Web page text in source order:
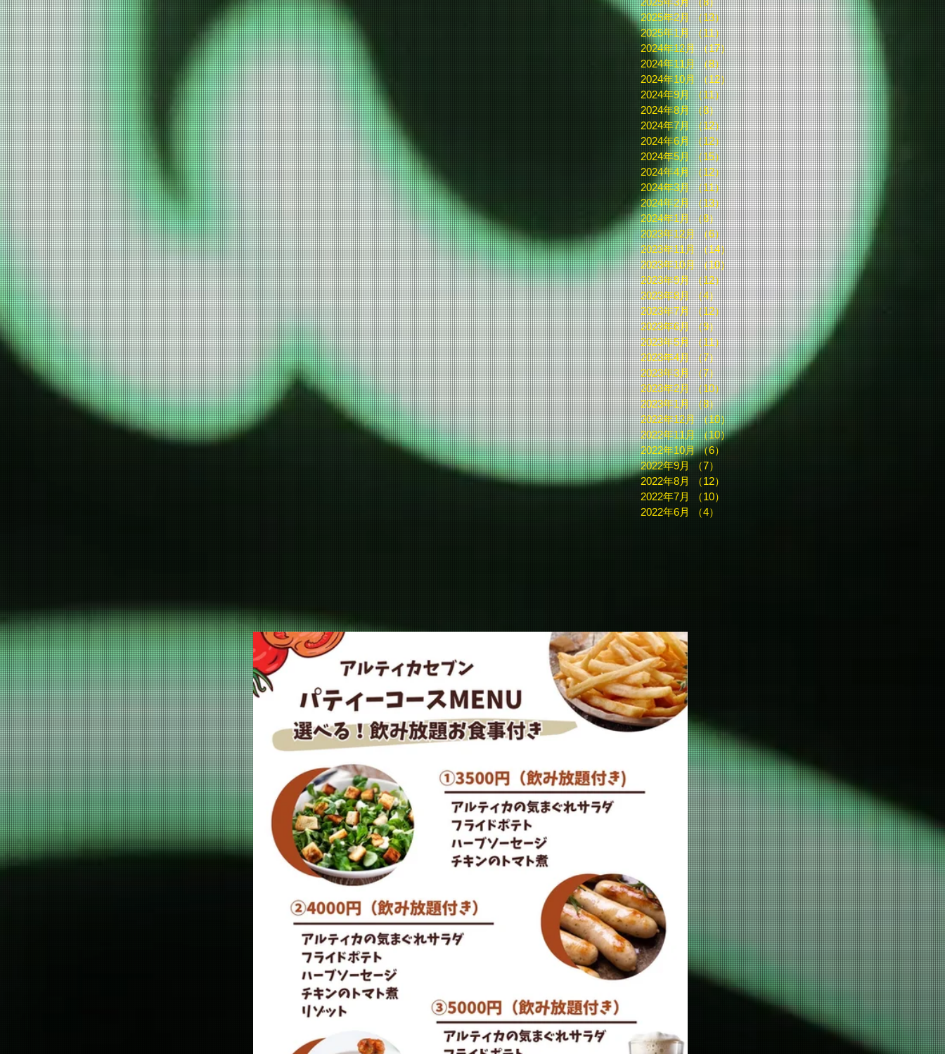
2025年2月 （13）13件の記事
2025年1月 （11）11件の記事
2024年12月 （17）17件の記事
2024年11月 （8）8件の記事
2024年10月 （12）12件の記事
2024年9月 （11）11件の記事
2024年8月 （8）8件の記事
2024年7月 （12）12件の記事
2024年6月 （12）12件の記事
2024年5月 （15）15件の記事
2024年4月 （12）12件の記事
2024年3月 （11）11件の記事
2024年2月 （13）13件の記事
2024年1月 （8）8件の記事
2023年12月 （6）6件の記事
2023年11月 （14）14件の記事
2023年10月 （10）10件の記事
2023年9月 （12）12件の記事
2023年8月 （4）4件の記事
2023年7月 （12）12件の記事
2023年6月 （9）9件の記事
2023年5月 （11）11件の記事
2023年4月 （7）7件の記事
2023年3月 （7）7件の記事
2023年2月 （10）10件の記事
2023年1月 （8）8件の記事
2022年12月 （10）10件の記事
2022年11月 （10）10件の記事
2022年10月 （6）
2022年9月
（7）
2022年8月
（12）
2022年7月
（10）
2022年6月
（4）